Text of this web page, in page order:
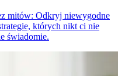
mitów: Odkryj niewygodne
których nikt ci nie
świadomie.